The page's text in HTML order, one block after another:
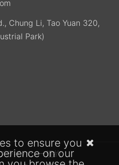
Chung Li, Tao Yuan 320,
Park)
ライバシー規約
to ensure you
on our